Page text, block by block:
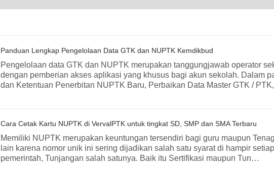
Panduan Lengkap Pengelolaan Data GTK dan NUPTK Kemdikbud
Pengelolaan data GTK dan NUPTK merupakan tanggungjawab operator
dengan pemberian akses aplikasi yang khusus bagi akun sekolah. Dalam
dan Ketentuan Penerbitan NUPTK Baru, Perbaikan Data Master GTK /
Cara Cetak Kartu NUPTK di VervalPTK untuk tingkat SD, SMP dan SMA Terbaru
Memiliki NUPTK merupakan keuntungan tersendiri bagi guru maupun
lain karena nomor unik ini sering dijadikan salah satu syarat di hampir
pemerintah, Tunjangan salah satunya. Baik itu Sertifikasi maupun Tun…